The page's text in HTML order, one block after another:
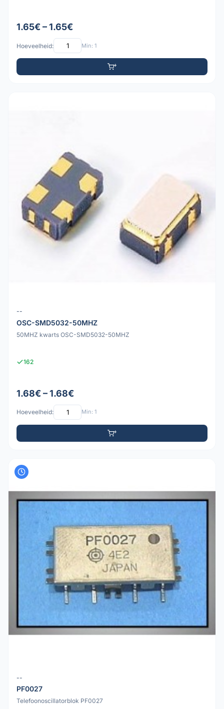
1.65€ – 1.65€
Hoeveelheid: Min: 1
--
OSC-SMD5032-50MHZ
50MHZ kwarts OSC-SMD5032-50MHZ
162
1.68€ – 1.68€
Hoeveelheid: Min: 1
--
PF0027
Telefoonoscillatorblok PF0027